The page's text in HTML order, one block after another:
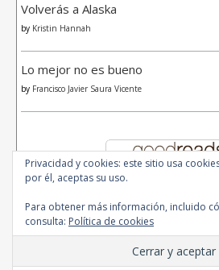
Volverás a Alaska
by Kristin Hannah
Lo mejor no es bueno
by Francisco Javier Saura Vicente
© 2020 - All Rights
Ashe Tema de WP Royal
Privacidad y cookies: este sitio usa
por él, aceptas su uso.
Para obtener más información, incluido
consulta: Política de cookies